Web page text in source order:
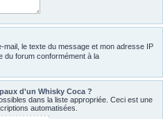
mail, le texte du message et mon adresse IP
du forum conformément à la
d'un Whisky Coca ?
dans la liste appropriée. Ceci est une
automatisées.